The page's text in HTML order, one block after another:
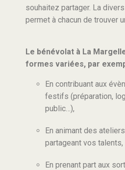
souhaitez partager. La
permet à chacun de trouver
Le bénévolat à La
formes variées, par
En contribuant aux
festifs (préparation,
public…),
En animant des
partageant vos talents,
En prenant part aux